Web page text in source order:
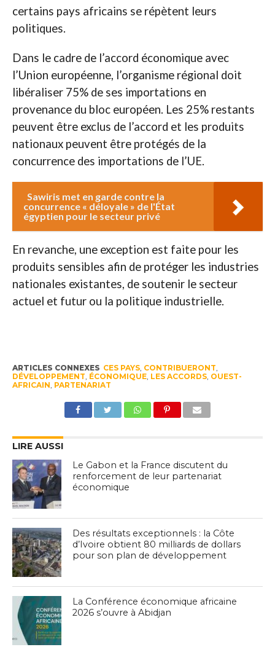
certains pays africains se répètent leurs
politiques.
Dans le cadre de l’accord économique avec
l’Union européenne, l’organisme régional doit
libéraliser 75% de ses importations en
provenance du bloc européen. Les 25% restants
peuvent être exclus de l’accord et les produits
nationaux peuvent être protégés de la
concurrence des importations de l’UE.
Sawiris met en garde contre la
concurrence « déloyale » de l'État
égyptien pour le secteur privé
En revanche, une exception est faite pour les
produits sensibles afin de protéger les industries
nationales existantes, de soutenir le secteur
actuel et futur ou la politique industrielle.
ARTICLES CONNEXES CES PAYS, CONTRIBUERONT,
DÉVELOPPEMENT, ÉCONOMIQUE, LES ACCORDS, OUEST-
AFRICAIN, PARTENARIAT
LIRE AUSSI
Le Gabon et la France discutent du
renforcement de leur partenariat
économique
Des résultats exceptionnels : la Côte
d’Ivoire obtient 80 milliards de dollars
pour son plan de développement
La Conférence économique africaine
2026 s’ouvre à Abidjan